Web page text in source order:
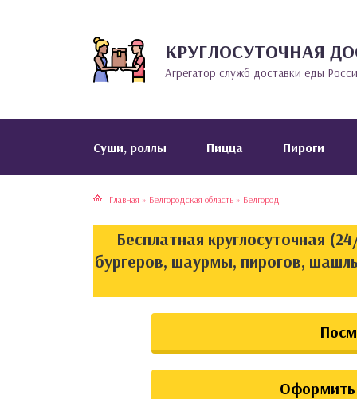
КРУГЛОСУТОЧНАЯ
Агрегатор служб доставки еды
Cуши, роллы Пицца Пироги
Главная » Белгородская область » Белгород
Бесплатная круглосуточная
бургеров, шаурмы, пирогов,
Оформить
кухня